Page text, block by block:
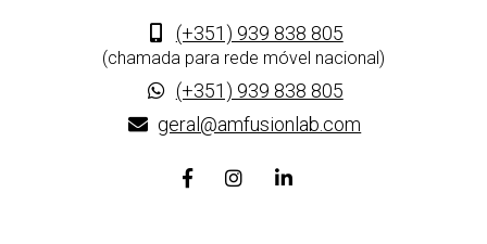
(+351) 939 838 805
(chamada para rede móvel nacional)
(+351) 939 838 805
geral@amfusionlab.com
Link
Link Link